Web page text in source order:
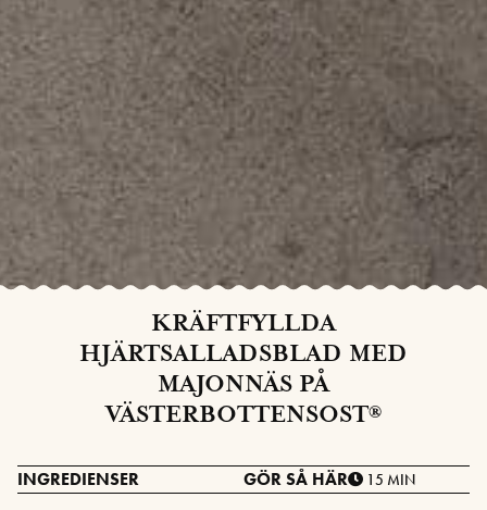
KRÄFTFYLLDA
HJÄRTSALLADSBLAD MED
MAJONNÄS PÅ
VÄSTERBOTTENSOST®
INGREDIENSER GÖR SÅ HÄR 15 MIN